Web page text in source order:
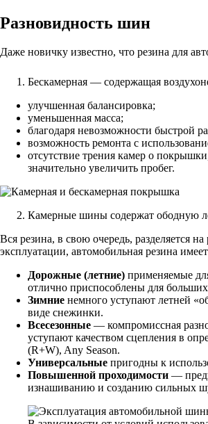
Разновидность шин
Даже новичку известно, что резина для
Бескамерная — содержащая
улучшенная балансировка;
уменьшенная масса;
благодаря невозможности быстрой
возможность ремонта с
отсутствие трения камер о
значительно увеличить пробег.
Камерные шины содержат ободную
Вся резина, в свою очередь, разделяется
эксплуатации, автомобильная резина
Дорожные (летние) применяемые
отлично приспособлены для больших
Зимние немного уступают летней
виде снежинки.
Всесезонные — компромиссная
уступают качеством сцепления в
(R+W), Any Season.
Универсальные пригодны к
Повышенной проходимости —
изнашиванию и созданию сильных